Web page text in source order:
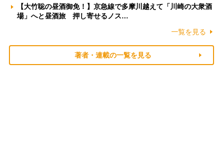
【大竹聡の昼酒御免！】京急線で多摩川越えて「川崎の大衆酒
場」へと昼酒旅 押し寄せるノス…
一覧を見る
著者・連載の一覧を見る